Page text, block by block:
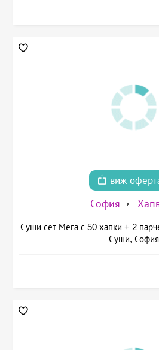
виж
София
Суши сет Мега с 50 хапки + 2
Суши, София